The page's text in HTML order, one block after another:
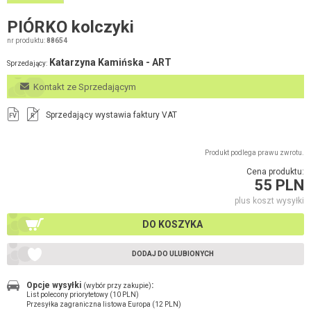
PIÓRKO kolczyki
nr produktu:88654
Sprzedający: Katarzyna Kamińska - ART
Kontakt ze Sprzedającym
FV R Sprzedający wystawia faktury VAT
Produkt podlega prawu zwrotu.
Cena produktu:
55 PLN
plus koszt wysyłki
DO KOSZYKA
DODAJ DO ULUBIONYCH
Opcje wysyłki (wybór przy zakupie):
List polecony priorytetowy (10 PLN)
Przesyłka zagraniczna listowa Europa (12 PLN)